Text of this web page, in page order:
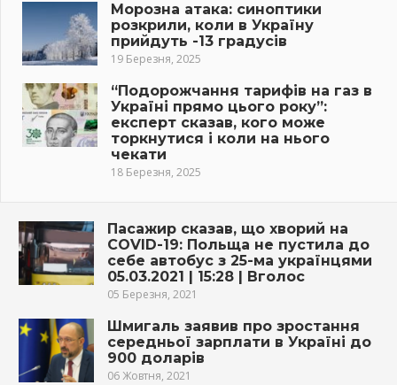
Морозна атака: синоптики
розкрили, коли в Україну
прийдуть -13 градусів
19 Березня, 2025
“Подорожчання тарифів на газ в
Україні прямо цього року”:
експерт сказав, кого може
торкнутися і коли на нього
чекати
18 Березня, 2025
Пасажир сказав, що хворий на
COVID-19: Польща не пустила до
себе автобус з 25-ма українцями
05.03.2021 | 15:28 | Вголос
05 Березня, 2021
Шмигаль заявив про зростання
середньої зарплати в Україні до
900 доларів
06 Жовтня, 2021